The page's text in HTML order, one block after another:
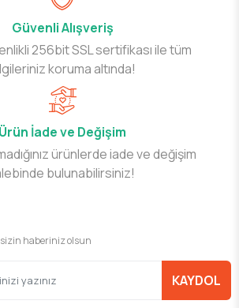
Güvenli Alışveriş
256bit SSL sertifikası ile tüm
koruma altında!
Ürün İade ve Değişim
ürünlerde iade ve değişim
bulunabilirsiniz!
sizin haberiniz olsun
KAYDOL